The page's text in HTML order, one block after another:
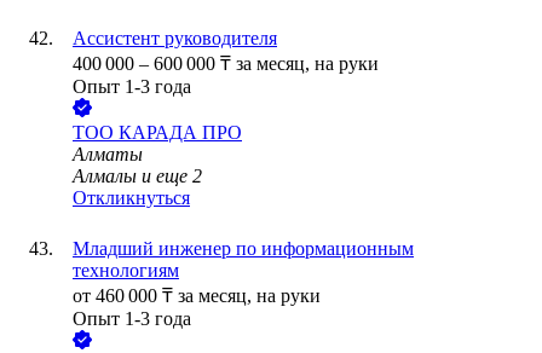
Ассистент руководителя
400 000 – 600 000 ₸ за месяц, на руки
Опыт 1-3 года
ТОО КАРАДА ПРО
Алматы
Алмалы и еще 2
Откликнуться
Младший инженер по информационным
технологиям
от 460 000 ₸ за месяц, на руки
Опыт 1-3 года